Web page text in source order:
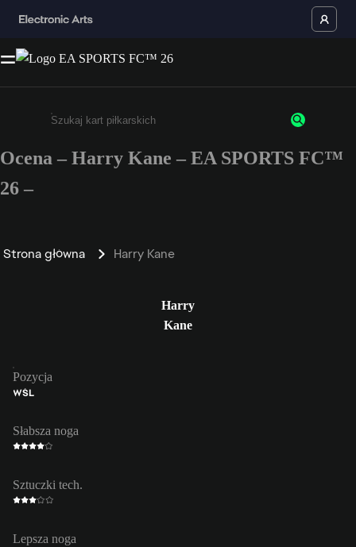
Wpisz co najmniej 3 znaki lub cyfry.
Ocena – Harry Kane – EA SPORTS FC™
26 –
Strona główna Harry Kane
Harry
Kane
Pozycja
WŚL
Słabsza noga
Sztuczki tech.
Lepsza noga